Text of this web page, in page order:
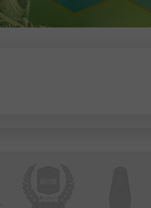
เปิดบัญชีจริง